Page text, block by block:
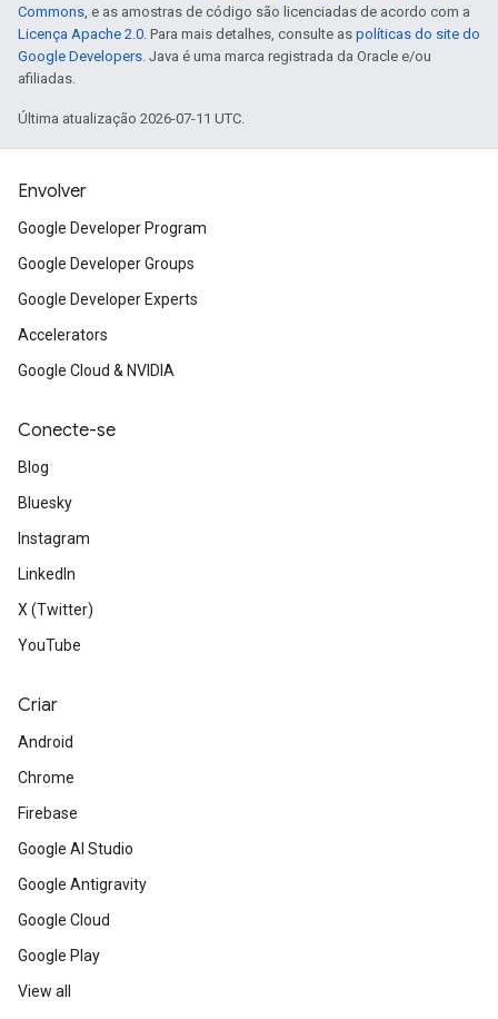
Commons, e as amostras de código são licenciadas de acordo com a
Licença Apache 2.0. Para mais detalhes, consulte as políticas do site do
Google Developers. Java é uma marca registrada da Oracle e/ou
afiliadas.
Última atualização 2026-07-11 UTC.
Envolver
Google Developer Program
Google Developer Groups
Google Developer Experts
Accelerators
Google Cloud & NVIDIA
Conecte-se
Blog
Bluesky
Instagram
LinkedIn
X (Twitter)
YouTube
Criar
Android
Chrome
Firebase
Google AI Studio
Google Antigravity
Google Cloud
Google Play
View all